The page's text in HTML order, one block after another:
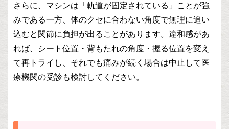
さらに、マシンは「軌道が固定されている」ことが強
みである一方、体のクセに合わない角度で無理に追い
込むと関節に負担が出ることがあります。違和感があ
れば、シート位置・背もたれの角度・握る位置を変え
て再トライし、それでも痛みが続く場合は中止して医
療機関の受診も検討してください。